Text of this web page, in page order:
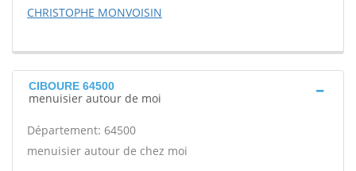
CHRISTOPHE MONVOISIN
CIBOURE 64500
menuisier autour de moi
Département: 64500
menuisier autour de chez moi